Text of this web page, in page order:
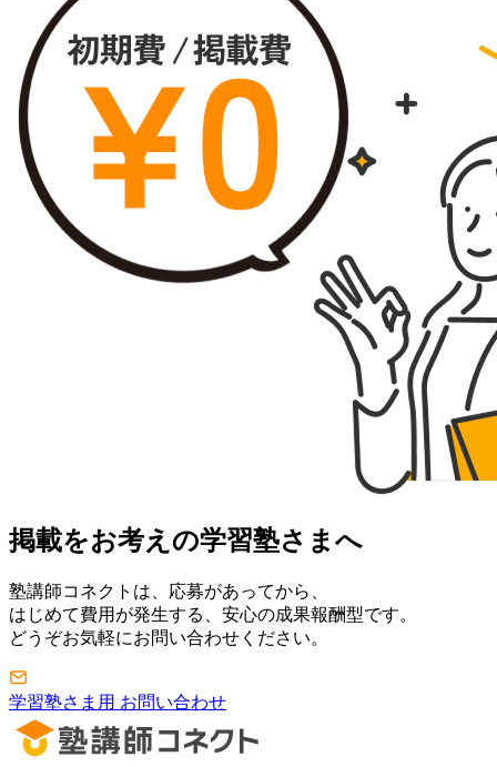
掲載をお考えの学習塾さまへ
塾講師コネクトは、応募があってから、
はじめて費用が発生する、安心の成果報酬型です。
どうぞお気軽にお問い合わせください。
学習塾さま用 お問い合わせ